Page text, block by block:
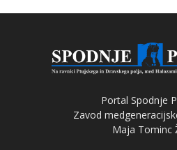
Portal Spodnje
Zavod
Maja Tominc